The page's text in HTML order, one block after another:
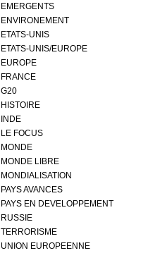
EMERGENTS
ENVIRONEMENT
ETATS-UNIS
ETATS-UNIS/EUROPE
EUROPE
FRANCE
G20
HISTOIRE
INDE
LE FOCUS
MONDE
MONDE LIBRE
MONDIALISATION
PAYS AVANCES
PAYS EN DEVELOPPEMENT
RUSSIE
TERRORISME
UNION EUROPEENNE